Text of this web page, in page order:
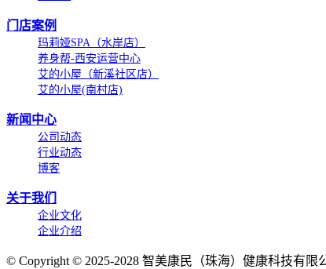
门店案例
玛莉娅SPA（水岸店）
养身帮-西安运营中心
艾的小屋（新溪社区店）
艾的小屋(南村店)
新闻中心
公司动态
行业动态
博客
关于我们
企业文化
企业介绍
© Copyright © 2025-2028 智美康民（珠海）健康科技有限